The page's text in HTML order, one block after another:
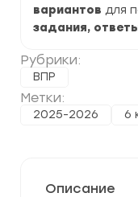
вариантов для
задания,
Рубрики:
ВПР
Метки:
2025-2026 6
Описание